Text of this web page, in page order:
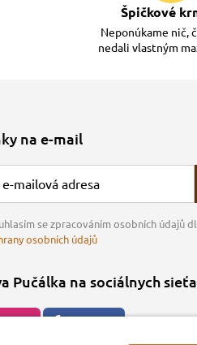
Špičkové
Neponúkame nič,
nedali vlastným
na e-mail
se zpracováním osobních údajů
osobních údajů
Pučálka na sociálnych